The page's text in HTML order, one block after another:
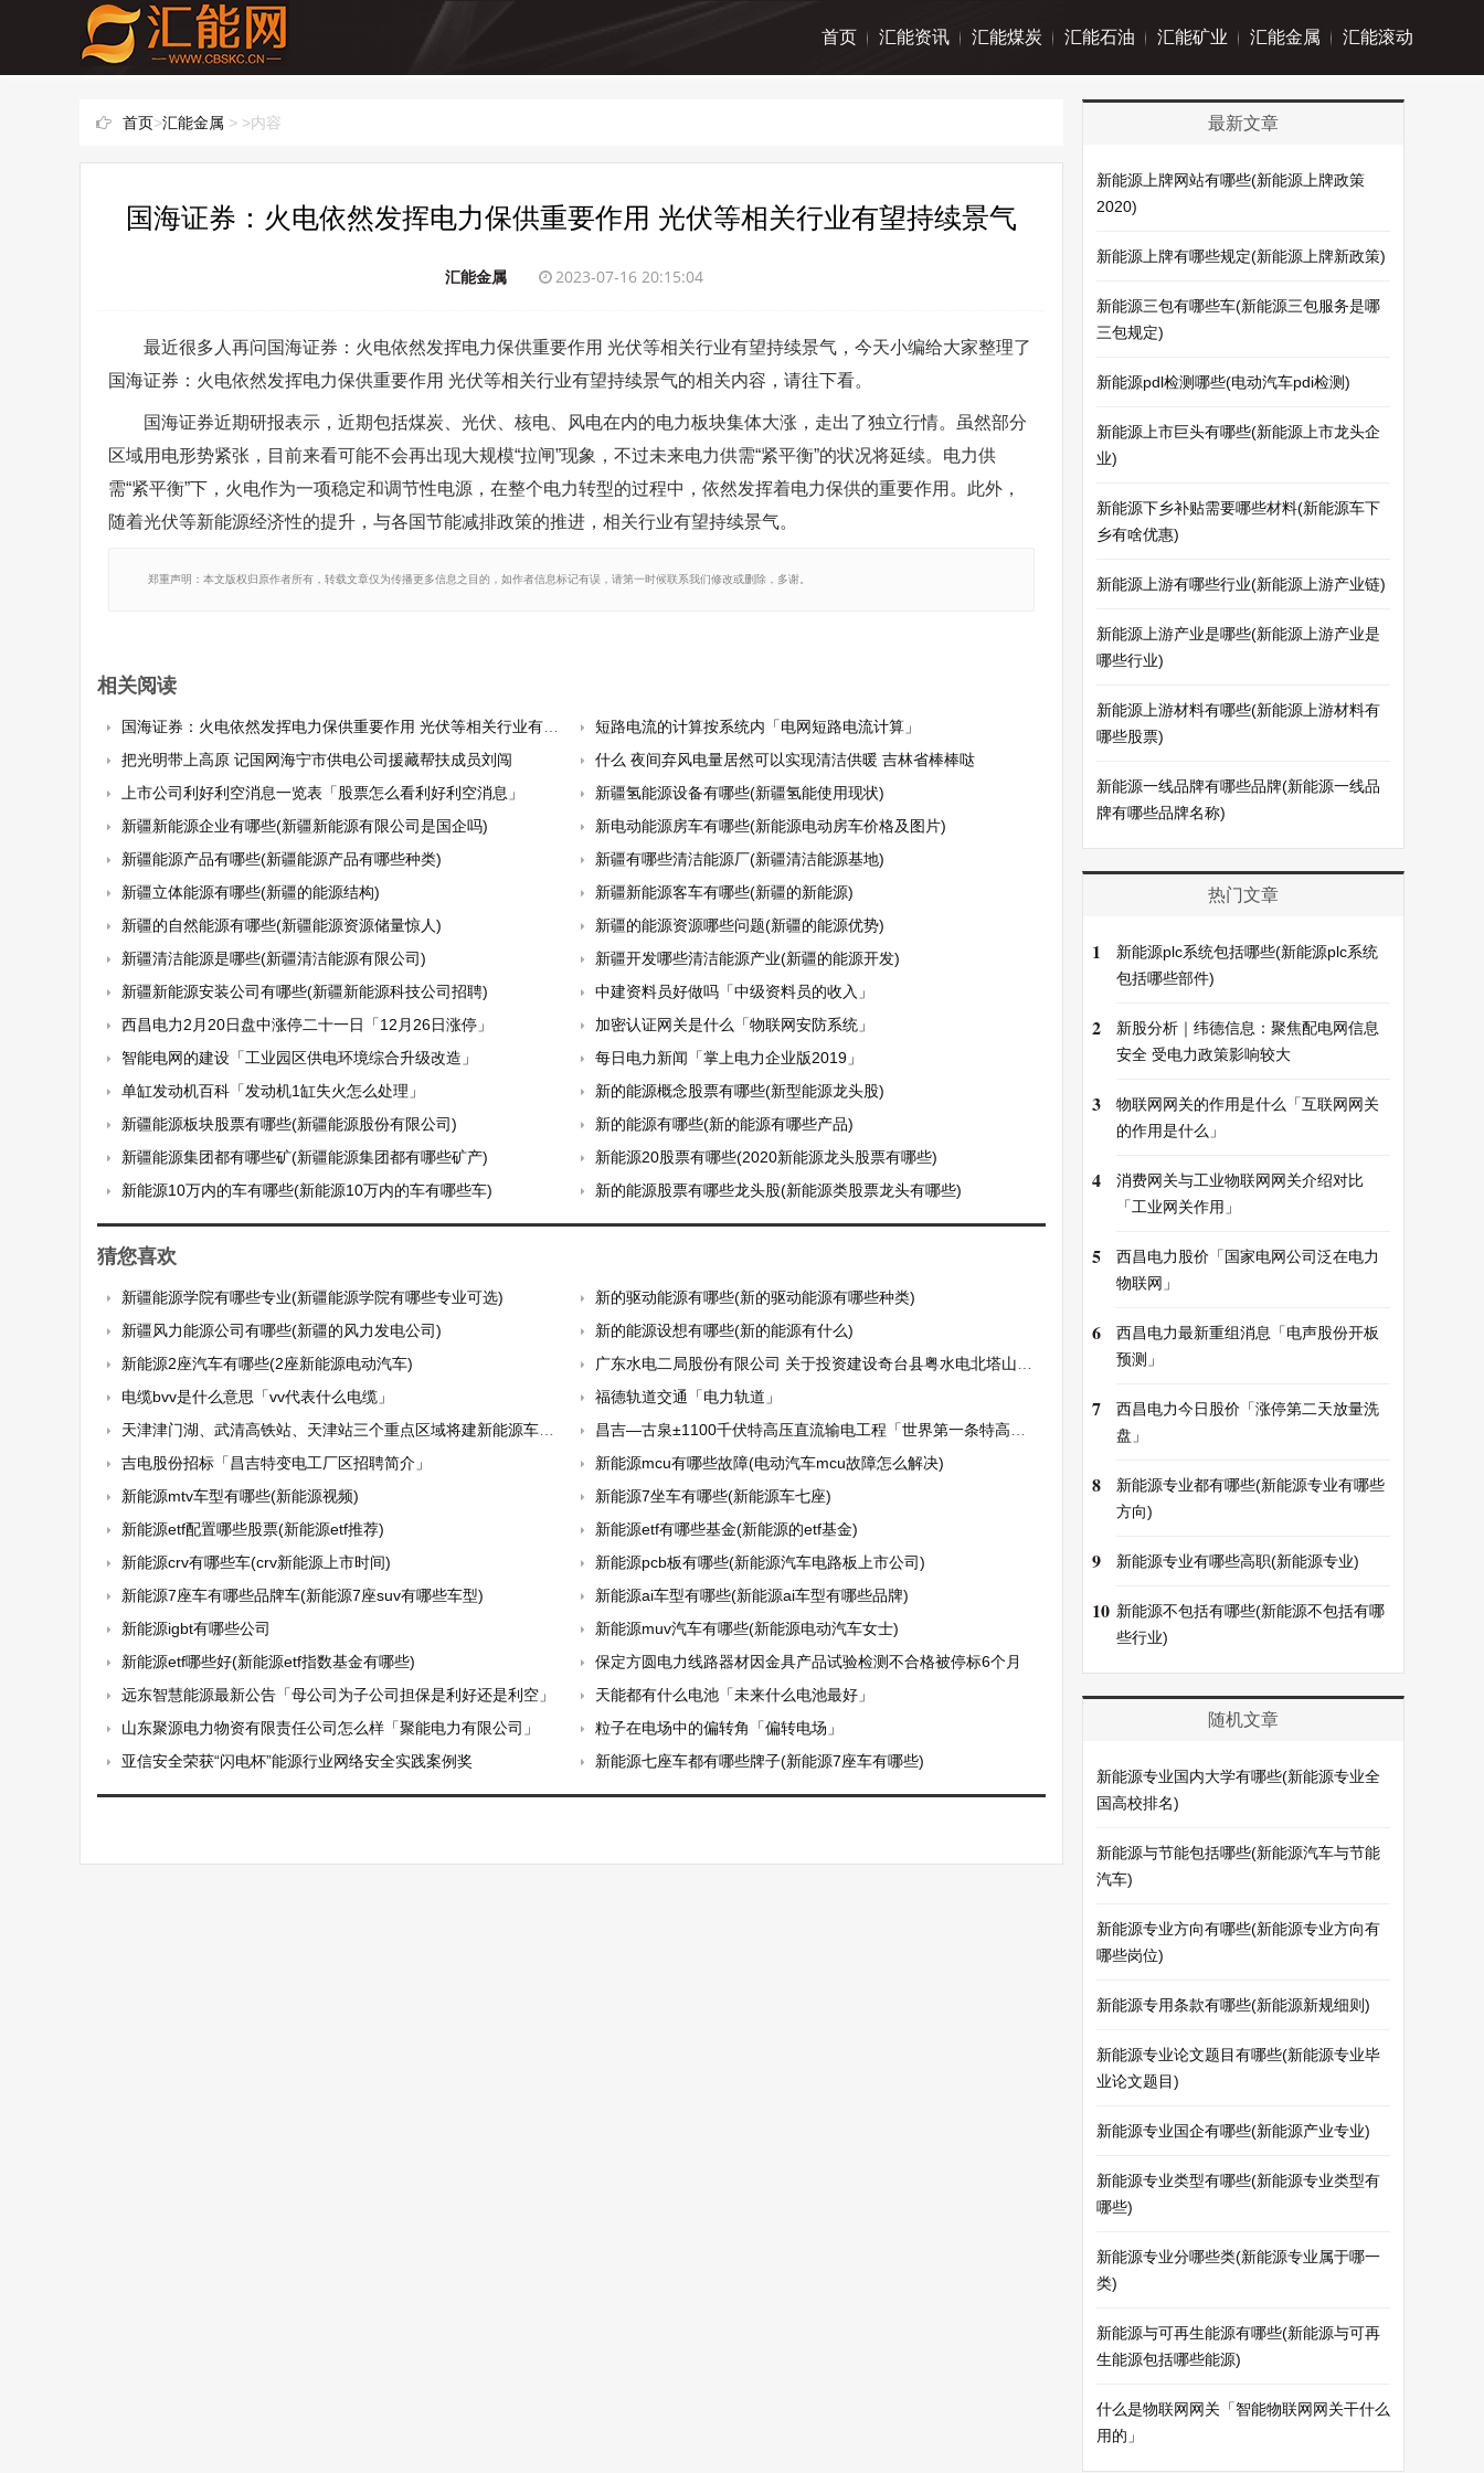
首页 汇能资讯 汇能煤炭 汇能石油 汇能矿业 汇能金属 汇能滚动
首页>汇能金属 > >内容
国海证券：火电依然发挥电力保供重要作用 光伏等相关行业有望持续景气
汇能金属 2023-07-16 20:15:04
最近很多人再问国海证券：火电依然发挥电力保供重要作用 光伏等相关行业有望持续景气，今天小编给大家整理了
国海证券：火电依然发挥电力保供重要作用 光伏等相关行业有望持续景气的相关内容，请往下看。
国海证券近期研报表示，近期包括煤炭、光伏、核电、风电在内的电力板块集体大涨，走出了独立行情。虽然部分
区域用电形势紧张，目前来看可能不会再出现大规模“拉闸”现象，不过未来电力供需“紧平衡”的状况将延续。电力供
需“紧平衡”下，火电作为一项稳定和调节性电源，在整个电力转型的过程中，依然发挥着电力保供的重要作用。此外，
随着光伏等新能源经济性的提升，与各国节能减排政策的推进，相关行业有望持续景气。
郑重声明：本文版权归原作者所有，转载文章仅为传播更多信息之目的，如作者信息标记有误，请第一时候联系我们修改或删除，多谢。
相关阅读
国海证券：火电依然发挥电力保供重要作用 光伏等相关行业有望持续景气
短路电流的计算按系统内「电网短路电流计算」
把光明带上高原 记国网海宁市供电公司援藏帮扶成员刘闯
什么 夜间弃风电量居然可以实现清洁供暖 吉林省棒棒哒
上市公司利好利空消息一览表「股票怎么看利好利空消息」
新疆氢能源设备有哪些(新疆氢能使用现状)
新疆新能源企业有哪些(新疆新能源有限公司是国企吗)
新电动能源房车有哪些(新能源电动房车价格及图片)
新疆能源产品有哪些(新疆能源产品有哪些种类)
新疆有哪些清洁能源厂(新疆清洁能源基地)
新疆立体能源有哪些(新疆的能源结构)
新疆新能源客车有哪些(新疆的新能源)
新疆的自然能源有哪些(新疆能源资源储量惊人)
新疆的能源资源哪些问题(新疆的能源优势)
新疆清洁能源是哪些(新疆清洁能源有限公司)
新疆开发哪些清洁能源产业(新疆的能源开发)
新疆新能源安装公司有哪些(新疆新能源科技公司招聘)
中建资料员好做吗「中级资料员的收入」
西昌电力2月20日盘中涨停二十一日「12月26日涨停」
加密认证网关是什么「物联网安防系统」
智能电网的建设「工业园区供电环境综合升级改造」
每日电力新闻「掌上电力企业版2019」
单缸发动机百科「发动机1缸失火怎么处理」
新的能源概念股票有哪些(新型能源龙头股)
新疆能源板块股票有哪些(新疆能源股份有限公司)
新的能源有哪些(新的能源有哪些产品)
新疆能源集团都有哪些矿(新疆能源集团都有哪些矿产)
新能源20股票有哪些(2020新能源龙头股票有哪些)
新能源10万内的车有哪些(新能源10万内的车有哪些车)
新的能源股票有哪些龙头股(新能源类股票龙头有哪些)
猜您喜欢
新疆能源学院有哪些专业(新疆能源学院有哪些专业可选)
新的驱动能源有哪些(新的驱动能源有哪些种类)
新疆风力能源公司有哪些(新疆的风力发电公司)
新的能源设想有哪些(新的能源有什么)
新能源2座汽车有哪些(2座新能源电动汽车)
广东水电二局股份有限公司 关于投资建设奇台县粤水电北塔山风力发电场一期50MW项目并为其融资提供担保的公告
电缆bvv是什么意思「vv代表什么电缆」
福德轨道交通「电力轨道」
天津津门湖、武清高铁站、天津站三个重点区域将建新能源车充换电示范站
昌吉—古泉±1100千伏特高压直流输电工程「世界第一条特高压直流工程」
吉电股份招标「昌吉特变电工厂区招聘简介」
新能源mcu有哪些故障(电动汽车mcu故障怎么解决)
新能源mtv车型有哪些(新能源视频)
新能源7坐车有哪些(新能源车七座)
新能源etf配置哪些股票(新能源etf推荐)
新能源etf有哪些基金(新能源的etf基金)
新能源crv有哪些车(crv新能源上市时间)
新能源pcb板有哪些(新能源汽车电路板上市公司)
新能源7座车有哪些品牌车(新能源7座suv有哪些车型)
新能源ai车型有哪些(新能源ai车型有哪些品牌)
新能源igbt有哪些公司
新能源muv汽车有哪些(新能源电动汽车女士)
新能源etf哪些好(新能源etf指数基金有哪些)
保定方圆电力线路器材因金具产品试验检测不合格被停标6个月
远东智慧能源最新公告「母公司为子公司担保是利好还是利空」
天能都有什么电池「未来什么电池最好」
山东聚源电力物资有限责任公司怎么样「聚能电力有限公司」
粒子在电场中的偏转角「偏转电场」
亚信安全荣获“闪电杯”能源行业网络安全实践案例奖
新能源七座车都有哪些牌子(新能源7座车有哪些)
最新文章
新能源上牌网站有哪些(新能源上牌政策
2020)
新能源上牌有哪些规定(新能源上牌新政策)
新能源三包有哪些车(新能源三包服务是哪
三包规定)
新能源pdl检测哪些(电动汽车pdi检测)
新能源上市巨头有哪些(新能源上市龙头企
业)
新能源下乡补贴需要哪些材料(新能源车下
乡有啥优惠)
新能源上游有哪些行业(新能源上游产业链)
新能源上游产业是哪些(新能源上游产业是
哪些行业)
新能源上游材料有哪些(新能源上游材料有
哪些股票)
新能源一线品牌有哪些品牌(新能源一线品
牌有哪些品牌名称)
热门文章
1
新能源plc系统包括哪些(新能源plc系统
包括哪些部件)
2
新股分析｜纬德信息：聚焦配电网信息
安全 受电力政策影响较大
3
物联网网关的作用是什么「互联网网关
的作用是什么」
4
消费网关与工业物联网网关介绍对比
「工业网关作用」
5
西昌电力股价「国家电网公司泛在电力
物联网」
6
西昌电力最新重组消息「电声股份开板
预测」
7
西昌电力今日股价「涨停第二天放量洗
盘」
8
新能源专业都有哪些(新能源专业有哪些
方向)
9 新能源专业有哪些高职(新能源专业)
10 新能源不包括有哪些(新能源不包括有哪
些行业)
随机文章
新能源专业国内大学有哪些(新能源专业全
国高校排名)
新能源与节能包括哪些(新能源汽车与节能
汽车)
新能源专业方向有哪些(新能源专业方向有
哪些岗位)
新能源专用条款有哪些(新能源新规细则)
新能源专业论文题目有哪些(新能源专业毕
业论文题目)
新能源专业国企有哪些(新能源产业专业)
新能源专业类型有哪些(新能源专业类型有
哪些)
新能源专业分哪些类(新能源专业属于哪一
类)
新能源与可再生能源有哪些(新能源与可再
生能源包括哪些能源)
什么是物联网网关「智能物联网网关干什么
用的」